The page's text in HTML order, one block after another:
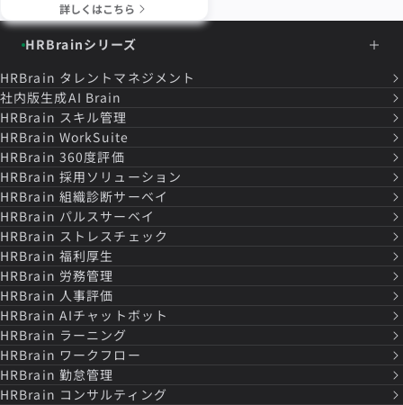
詳しくはこちら
HRBrainシリーズ
HRBrain タレントマネジメント
社内版生成AI Brain
HRBrain スキル管理
HRBrain WorkSuite
HRBrain 360度評価
HRBrain 採用ソリューション
HRBrain 組織診断サーベイ
HRBrain パルスサーベイ
HRBrain ストレスチェック
HRBrain 福利厚生
HRBrain 労務管理
HRBrain 人事評価
HRBrain AIチャットボット
HRBrain ラーニング
HRBrain ワークフロー
HRBrain 勤怠管理
HRBrain コンサルティング